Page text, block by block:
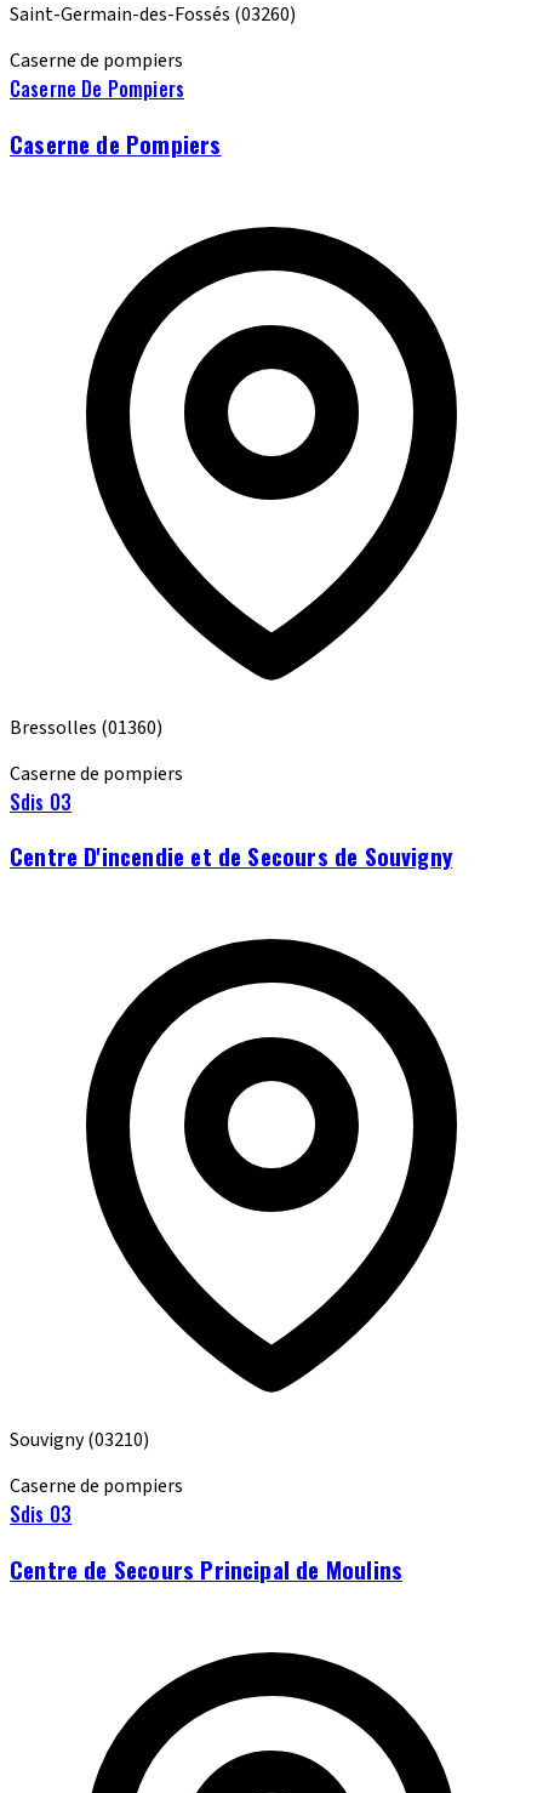
Saint-Germain-des-Fossés (03260)
Caserne de pompiers
Caserne De Pompiers
Caserne de Pompiers
Bressolles (01360)
Caserne de pompiers
Sdis 03
Centre D'incendie et de Secours de Souvigny
Souvigny(03210)
Caserne de pompiers
Sdis 03
Centre de Secours Principal de Moulins